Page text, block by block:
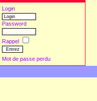
Login
Password
Rappel
Mot de passe perdu